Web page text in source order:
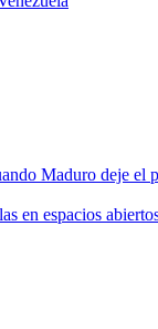
Maduro deje el
en espacios